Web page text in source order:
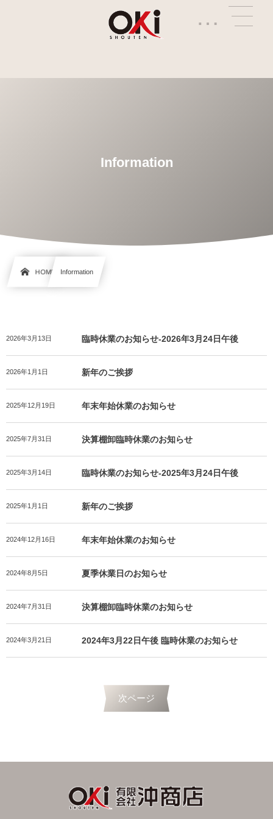
…
Information
HOME Information
2026年3月13日 臨時休業のお知らせ-2026年3月24日午後
2026年1月1日 新年のご挨拶
2025年12月19日 年末年始休業のお知らせ
2025年7月31日 決算棚卸臨時休業のお知らせ
2025年3月14日 臨時休業のお知らせ-2025年3月24日午後
2025年1月1日 新年のご挨拶
2024年12月16日 年末年始休業のお知らせ
2024年8月5日 夏季休業日のお知らせ
2024年7月31日 決算棚卸臨時休業のお知らせ
2024年3月21日 2024年3月22日午後 臨時休業のお知らせ
次ページ